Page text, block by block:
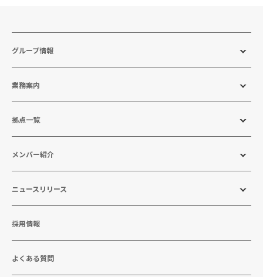
グループ情報
業務案内
拠点一覧
メンバー紹介
ニュースリリース
採用情報
よくある質問